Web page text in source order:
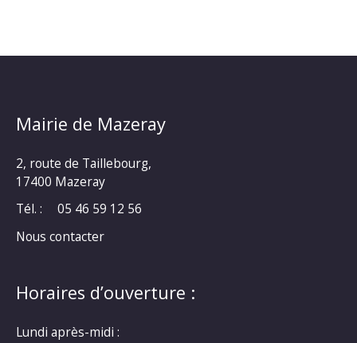
Mairie de Mazeray
2, route de Taillebourg,
17400 Mazeray
Tél. :
05 46 59 12 56
Nous contacter
Horaires d’ouverture :
Lundi après-midi :